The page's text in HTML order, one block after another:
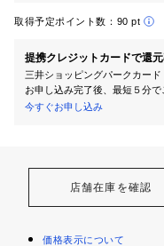
取得予定ポイント数： 90 pt
提携クレジットカードで還
三井ショッピングパークカー
お申し込み完了後、最短５分で
今すぐお申し込み
店舗在庫を確認
価格表示について